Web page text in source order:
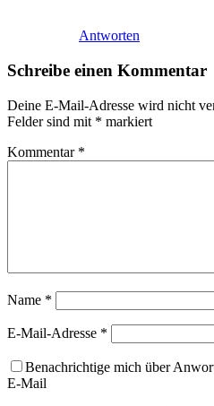
Antworten
Schreibe einen Kommentar
Deine E-Mail-Adresse wird nicht
Felder sind mit * markiert
Kommentar *
Name *
E-Mail-Adresse *
Benachrichtige mich über
E-Mail